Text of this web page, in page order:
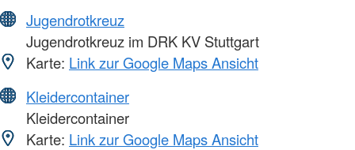
Jugendrotkreuz
Jugendrotkreuz im DRK KV Stuttgart
Karte: Link zur Google Maps Ansicht
Kleidercontainer
Kleidercontainer
Karte: Link zur Google Maps Ansicht